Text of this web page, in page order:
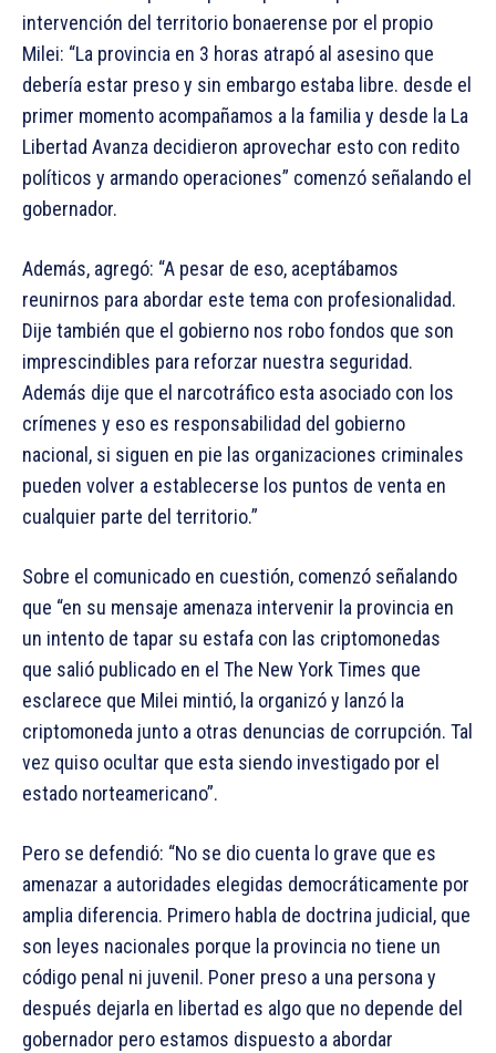
intervención del territorio bonaerense por el propio
Milei: “La provincia en 3 horas atrapó al asesino que
debería estar preso y sin embargo estaba libre. desde el
primer momento acompañamos a la familia y desde la La
Libertad Avanza decidieron aprovechar esto con redito
políticos y armando operaciones” comenzó señalando el
gobernador.
Además, agregó: “A pesar de eso, aceptábamos
reunirnos para abordar este tema con profesionalidad.
Dije también que el gobierno nos robo fondos que son
imprescindibles para reforzar nuestra seguridad.
Además dije que el narcotráfico esta asociado con los
crímenes y eso es responsabilidad del gobierno
nacional, si siguen en pie las organizaciones criminales
pueden volver a establecerse los puntos de venta en
cualquier parte del territorio.”
Sobre el comunicado en cuestión, comenzó señalando
que “en su mensaje amenaza intervenir la provincia en
un intento de tapar su estafa con las criptomonedas
que salió publicado en el The New York Times que
esclarece que Milei mintió, la organizó y lanzó la
criptomoneda junto a otras denuncias de corrupción. Tal
vez quiso ocultar que esta siendo investigado por el
estado norteamericano”.
Pero se defendió: “No se dio cuenta lo grave que es
amenazar a autoridades elegidas democráticamente por
amplia diferencia. Primero habla de doctrina judicial, que
son leyes nacionales porque la provincia no tiene un
código penal ni juvenil. Poner preso a una persona y
después dejarla en libertad es algo que no depende del
gobernador pero estamos dispuesto a abordar